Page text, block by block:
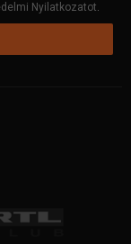
Nyilatkozatot.